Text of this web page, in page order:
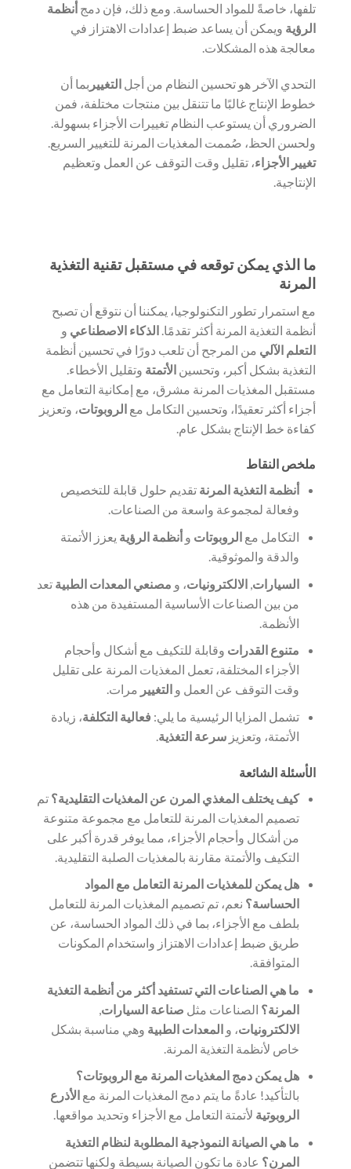
تلفها، خاصةً للمواد الحساسة. ومع ذلك، فإن دمج أنظمة
الرؤية ويمكن أن يساعد ضبط إعدادات الاهتزاز في
معالجة هذه المشكلات.
التحدي الآخر هو تحسين النظام من أجل التغيير بما أن
خطوط الإنتاج غالبًا ما تتنقل بين منتجات مختلفة، فمن
الضروري أن يستوعب النظام تغييرات الأجزاء بسهولة.
ولحسن الحظ، صُممت المغذيات المرنة للتغيير السريع.
تغيير الأجزاء، تقليل وقت التوقف عن العمل وتعظيم
الإنتاجية.
ما الذي يمكن توقعه في مستقبل تقنية التغذية
المرنة
مع استمرار تطور التكنولوجيا، يمكننا أن نتوقع أن تصبح
أنظمة التغذية المرنة أكثر تقدمًا. الذكاء الاصطناعي و
التعلم الآلي من المرجح أن تلعب دورًا في تحسين أنظمة
التغذية بشكل أكبر، وتحسين الأتمتة وتقليل الأخطاء.
مستقبل المغذيات المرنة مشرق، مع إمكانية التعامل مع
أجزاء أكثر تعقيدًا، وتحسين التكامل مع الروبوتات، وتعزيز
كفاءة خط الإنتاج بشكل عام.
ملخص النقاط
أنظمة التغذية المرنة تقديم حلول قابلة للتخصيص
وفعالة لمجموعة واسعة من الصناعات.
التكامل مع الروبوتات وأنظمة الرؤية يعزز الأتمتة
والدقة والموثوقية.
السيارات الالكترونيات، و مصنعي المعدات الطبية تعد
من بين الصناعات الأساسية المستفيدة من هذه
الأنظمة.
متنوع القدرات وقابلة للتكيف مع أشكال وأحجام
الأجزاء المختلفة، تعمل المغذيات المرنة على تقليل
وقت التوقف عن العمل و التغيير مرات.
تشمل المزايا الرئيسية ما يلي: فعالية التكلفة، زيادة
الأتمتة، وتعزيز سرعة التغذية
الأسئلة الشائعة
كيف يختلف المغذي المرن عن المغذيات التقليدية؟ تم
تصميم المغذيات المرنة للتعامل مع مجموعة متنوعة
من أشكال وأحجام الأجزاء، مما يوفر قدرة أكبر على
التكيف والأتمتة مقارنة بالمغذيات الصلبة التقليدية.
هل يمكن للمغذيات المرنة التعامل مع المواد
الحساسة؟ نعم، تم تصميم المغذيات المرنة للتعامل
بلطف مع الأجزاء، بما في ذلك المواد الحساسة، عن
طريق ضبط إعدادات الاهتزاز واستخدام المكونات
المتوافقة.
ما هي الصناعات التي تستفيد أكثر من أنظمة التغذية
المرنة؟ الصناعات مثل صناعة السيارات
الالكترونيات، و المعدات الطبية وهي مناسبة بشكل
خاص لأنظمة التغذية المرنة.
هل يمكن دمج المغذيات المرنة مع الروبوتات؟
بالتأكيد! عادةً ما يتم دمج المغذيات المرنة مع الأذرع
الروبوتية لأتمتة التعامل مع الأجزاء وتحديد مواقعها.
ما هي الصيانة النموذجية المطلوبة لنظام التغذية
المرن؟ عادة ما تكون الصيانة بسيطة ولكنها تتضمن